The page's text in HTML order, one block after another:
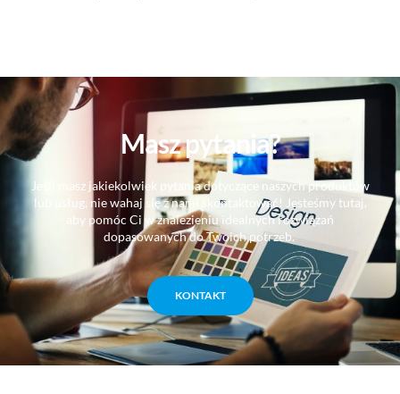
Masz pytania?
Jeśli masz jakiekolwiek pytania dotyczące naszych produktów
lub usług, nie wahaj się z nami skontaktować! Jesteśmy tutaj,
aby pomóc Ci w znalezieniu idealnych rozwiązań
dopasowanych do Twoich potrzeb.
KONTAKT